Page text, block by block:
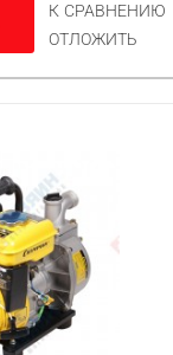
К СРАВНЕНИЮ
ОТЛОЖИТЬ